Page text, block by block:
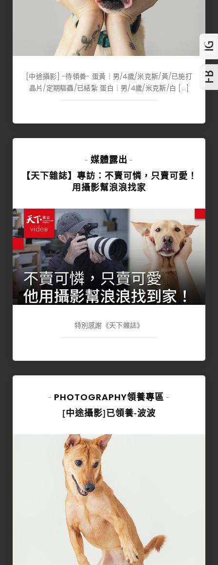
[中途攝影] -待領養- 蛋黃｜男/4歲/米克斯/黃/已施打
晶片/定期驅蟲/已結紮 蛋白｜男/4歲/米克斯/白 […]
- 媒體露出 -
【天下雜誌】專訪：不賣可憐，只賣可愛！
用攝影幫浪浪找家
特別感謝《天下雜誌》
- PHOTOGRAPHY領養專區 -
[中途攝影]已領養-波波